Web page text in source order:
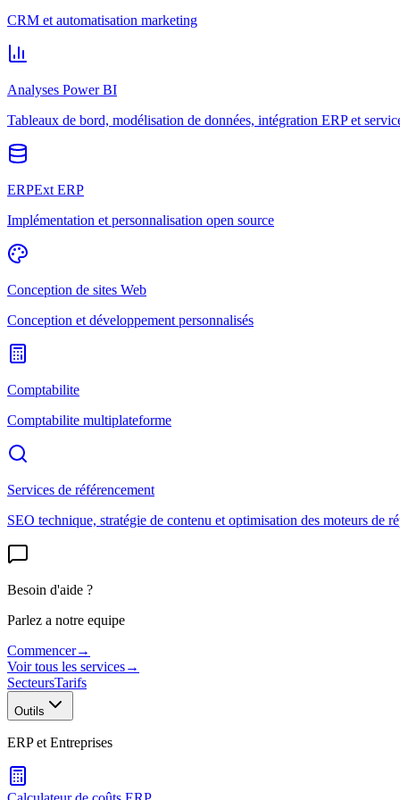
CRM et automatisation marketing
Analyses Power BI
Tableaux de bord, modélisation de données, intégration ERP et
ERPExt ERP
Implémentation et personnalisation open source
Conception de sites Web
Conception et développement personnalisés
Comptabilite
Comptabilite multiplateforme
Services de référencement
SEO technique, stratégie de contenu et optimisation des moteurs de
Besoin d'aide ?
Parlez a notre equipe
Commencer→
Voir tous les services→
SecteursTarifs
Outils
ERP et Entreprises